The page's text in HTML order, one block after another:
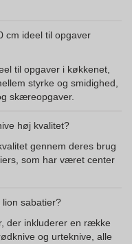
cm ideel til opgaver
til opgaver i køkkenet,
styrke og smidighed,
skæreopgaver.
høj kvalitet?
gennem deres brug
som har været center
sabatier?
der inkluderer en række
og urteknive, alle